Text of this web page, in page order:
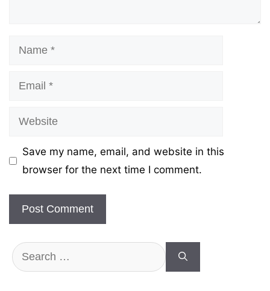
Name
Email
Website
Save my name, email, and website in this
browser for the next time I comment.
Search
for: